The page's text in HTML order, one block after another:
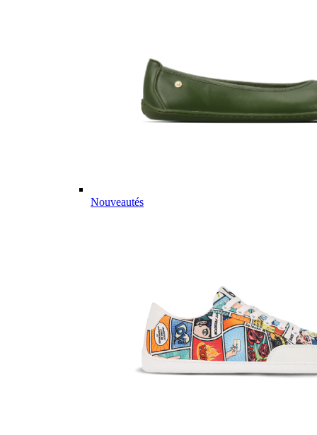
Nouveautés